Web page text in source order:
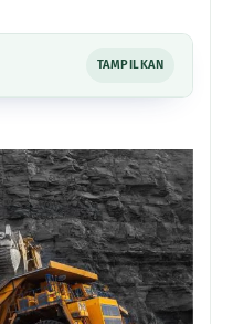
TAMPILKAN